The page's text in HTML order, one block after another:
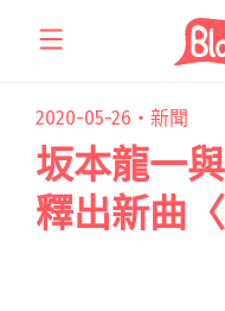
2020-05-26・ 新聞
坂本龍一
釋出新曲